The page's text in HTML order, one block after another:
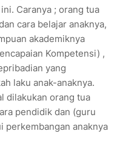
Caranya ; orang tua
cara belajar anaknya,
akademiknya
Kompetensi) ,
yang
laku anak-anaknya.
dilakukan orang tua
pendidik dan (guru
perkembangan anaknya